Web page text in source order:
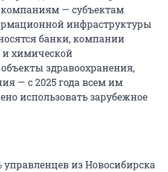
компаниям — субъектам
инфраструктуры
банки, компании
и химической
здравоохранения,
— с 2025 года всем им
использовать зарубежное
управленцев из Новосибирска